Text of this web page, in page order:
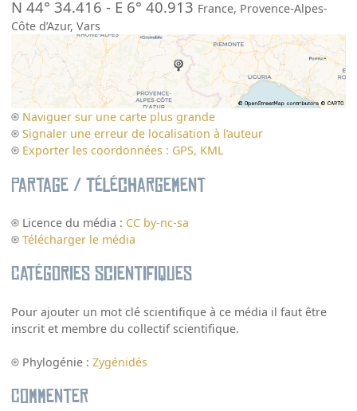
N 44° 34.416 - E 6° 40.913 France, Provence-Alpes-
Côte d’Azur,Vars
Naviguer sur une carte plus grande
Signaler une erreur de localisation à l’auteur
Exporter les coordonnées : GPS, KML
Partage / Téléchargement
Licence du média : CC by-nc-sa
Télécharger le média
Catégories scientifiques
Pour ajouter un mot clé scientifique à ce média il faut être
inscrit et membre du collectif scientifique.
Phylogénie :Zygénidés
Commenter